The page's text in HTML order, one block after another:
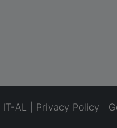
IT-AL Privacy Policy